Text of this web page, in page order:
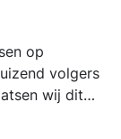
op
volgers
wij dit…